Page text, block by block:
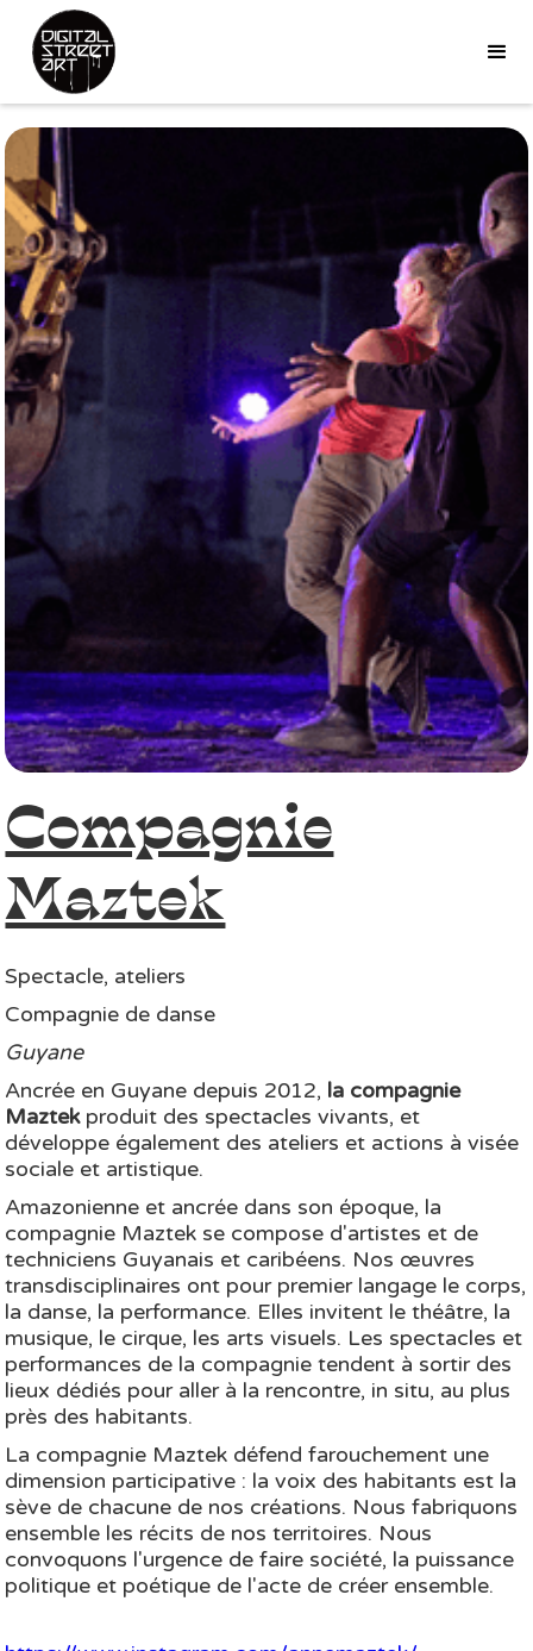
Compagnie
Maztek
Spectacle, ateliers
Compagnie de danse
Guyane
Ancrée en Guyane depuis 2012, la compagnie
Maztekproduit des spectacles vivants, et
développe également des ateliers et actions à visée
sociale et artistique.
Amazonienne et ancrée dans son époque, la
compagnie Maztek se compose d'artistes et de
techniciens Guyanais et caribéens. Nos œuvres
transdisciplinaires ont pour premier langage le corps,
la danse, la performance. Elles invitent le théâtre, la
musique, le cirque, les arts visuels. Les spectacles et
performances de la compagnie tendent à sortir des
lieux dédiés pour aller à la rencontre, in situ, au plus
près des habitants.
La compagnie Maztek défend farouchement une
dimension participative : la voix des habitants est la
sève de chacune de nos créations. Nous fabriquons
ensemble les récits de nos territoires. Nous
convoquons l'urgence de faire société, la puissance
politique et poétique de l'acte de créer ensemble.